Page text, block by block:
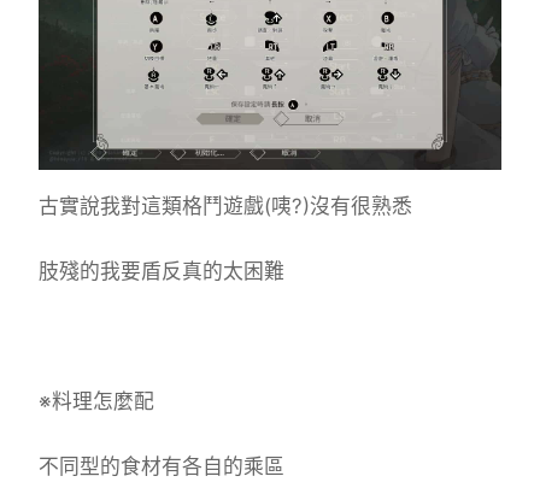
古實說我對這類格鬥遊戲(咦?)沒有很熟悉
肢殘的我要盾反真的太困難
※料理怎麼配
不同型的食材有各自的乘區